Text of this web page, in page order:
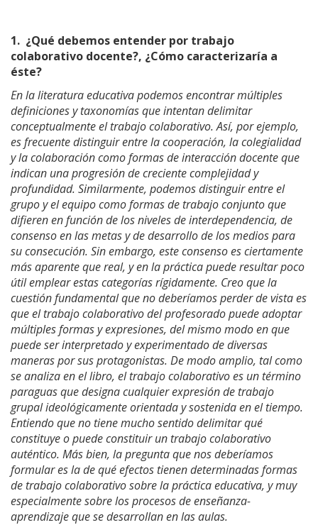
1. ¿Qué debemos entender por trabajo
colaborativo docente?, ¿Cómo caracterizaría a
éste?
En la literatura educativa podemos encontrar múltiples
definiciones y taxonomías que intentan delimitar
conceptualmente el trabajo colaborativo. Así, por ejemplo,
es frecuente distinguir entre la cooperación, la colegialidad
y la colaboración como formas de interacción docente que
indican una progresión de creciente complejidad y
profundidad. Similarmente, podemos distinguir entre el
grupo y el equipo como formas de trabajo conjunto que
difieren en función de los niveles de interdependencia, de
consenso en las metas y de desarrollo de los medios para
su consecución. Sin embargo, este consenso es ciertamente
más aparente que real, y en la práctica puede resultar poco
útil emplear estas categorías rígidamente. Creo que la
cuestión fundamental que no deberíamos perder de vista es
que el trabajo colaborativo del profesorado puede adoptar
múltiples formas y expresiones, del mismo modo en que
puede ser interpretado y experimentado de diversas
maneras por sus protagonistas. De modo amplio, tal como
se analiza en el libro, el trabajo colaborativo es un término
paraguas que designa cualquier expresión de trabajo
grupal ideológicamente orientada y sostenida en el tiempo.
Entiendo que no tiene mucho sentido delimitar qué
constituye o puede constituir un trabajo colaborativo
auténtico. Más bien, la pregunta que nos deberíamos
formular es la de qué efectos tienen determinadas formas
de trabajo colaborativo sobre la práctica educativa, y muy
especialmente sobre los procesos de enseñanza-
aprendizaje que se desarrollan en las aulas.